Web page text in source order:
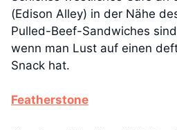
(Edison Alley) in der Nähe
Pulled-Beef-Sandwiches
wenn man Lust auf einen
Snack hat.
Featherstone